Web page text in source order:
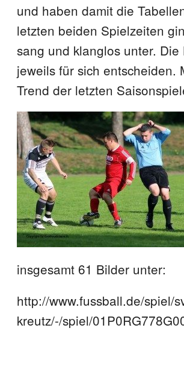
und haben damit die
letzten beiden Spielzeiten
sang und klanglos unter.
jeweils für sich entscheiden.
Trend der letzten
insgesamt 61 Bilder unter:
http://www.fussball.de/spiel/
kreutz/-/spiel/